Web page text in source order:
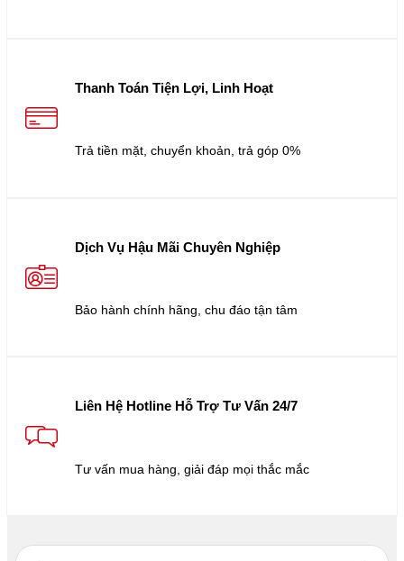
Thanh Toán Tiện Lợi, Linh Hoạt
Trả tiền mặt, chuyển khoản, trả góp 0%
Dịch Vụ Hậu Mãi Chuyên Nghiệp
Bảo hành chính hãng, chu đáo tận tâm
Liên Hệ Hotline Hỗ Trợ Tư Vấn 24/7
Tư vấn mua hàng, giải đáp mọi thắc mắc